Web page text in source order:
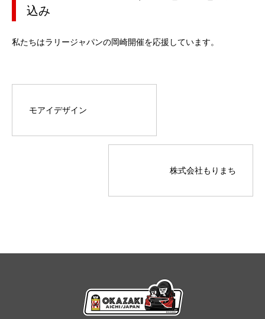
込み
私たちはラリージャパンの岡崎開催を応援しています。
モアイデザイン
株式会社もりまち